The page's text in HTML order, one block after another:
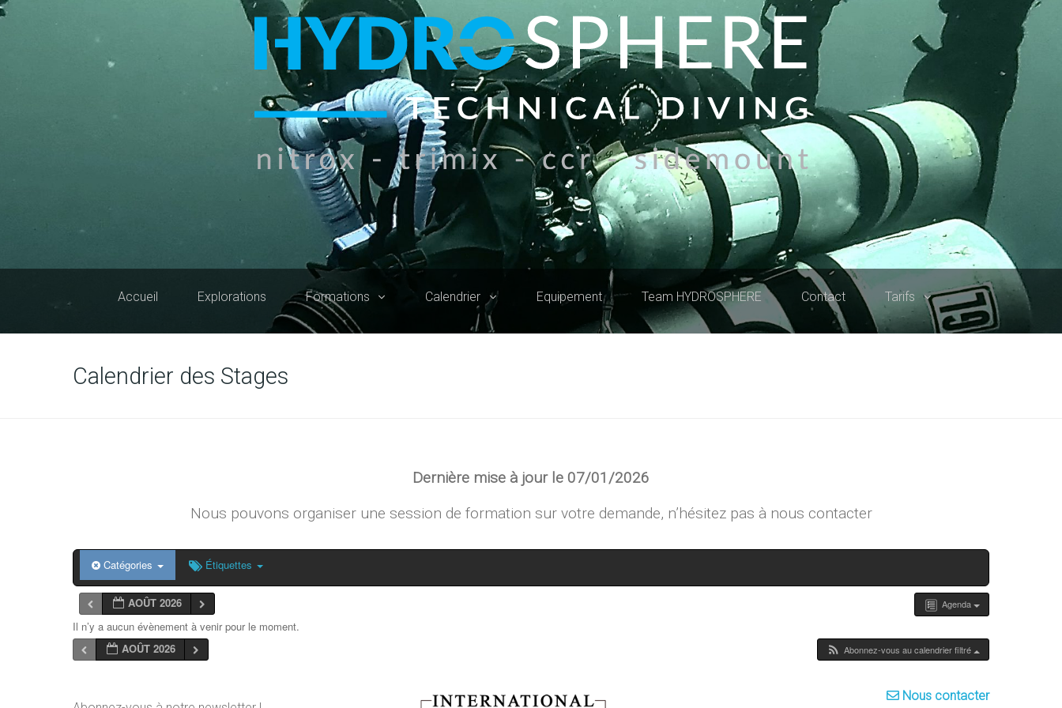
Accueil Explorations Formations Calendrier Equipement Team HYDROSPHERE Contact Tarifs
Calendrier des Stages
Dernière mise à jour le 07/01/2026
Nous pouvons organiser une session de formation sur votre demande, n’hésitez pas à nous contacter
Catégories Étiquettes
Agenda
AOÛT 2026
Il n’y a aucun évènement à venir pour le moment.
AOÛT 2026
Abonnez-vous au calendrier filtré
Nous contacter